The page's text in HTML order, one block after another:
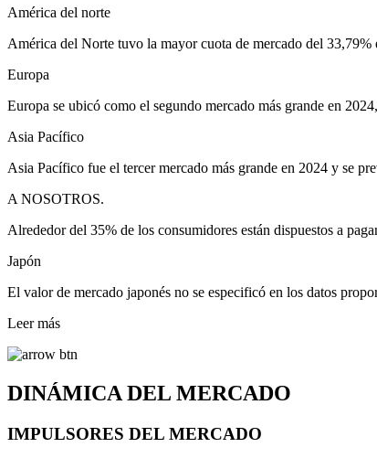
América del norte
América del Norte tuvo la mayor cuota de mercado del
Europa
Europa se ubicó como el segundo mercado más grande en
Asia Pacífico
Asia Pacífico fue el tercer mercado más grande en 2024 y se
A NOSOTROS.
Alrededor del 35% de los consumidores están dispuestos a
Japón
El valor de mercado japonés no se especificó en los datos
Leer más
DINÁMICA DEL MERCADO
IMPULSORES DEL MERCADO